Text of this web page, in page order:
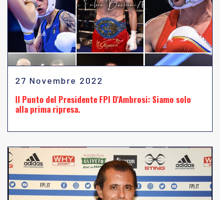
27 Novembre 2022
Il Punto del Presidente FPI D'Ambrosi: Siamo solo
alla prima ripresa.